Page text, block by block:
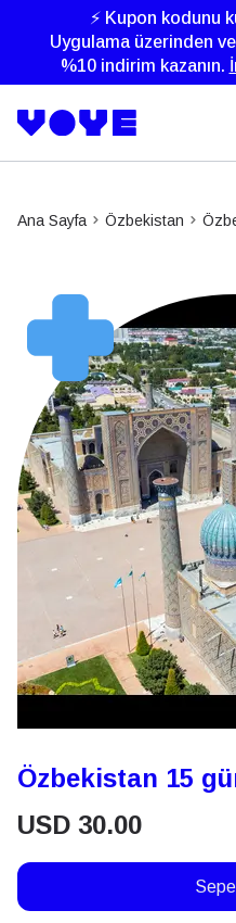
⚡ Kupon kodunu
Uygulama üzerinden
%10 indirim kazanın.
Ana Sayfa Özbekistan
Özbekistan 15
USD 30.00